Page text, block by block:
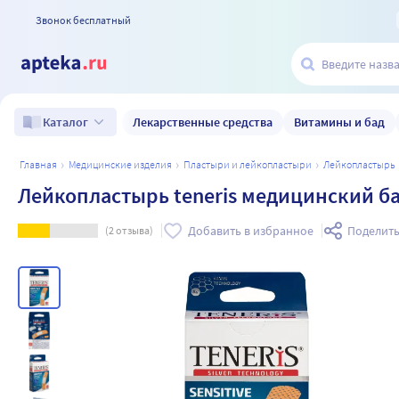
Звонок бесплатный
Каталог Лекарственные средства Витамины и бад
главная медицинские изделия пластыри и лейкопластыри лейкопластырь
Лейкопластырь teneris медицинский
(2отзыва) Добавить в избранное